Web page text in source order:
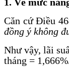
Căn cứ Điều
đồng ý không
Như vậy, lãi
tháng =